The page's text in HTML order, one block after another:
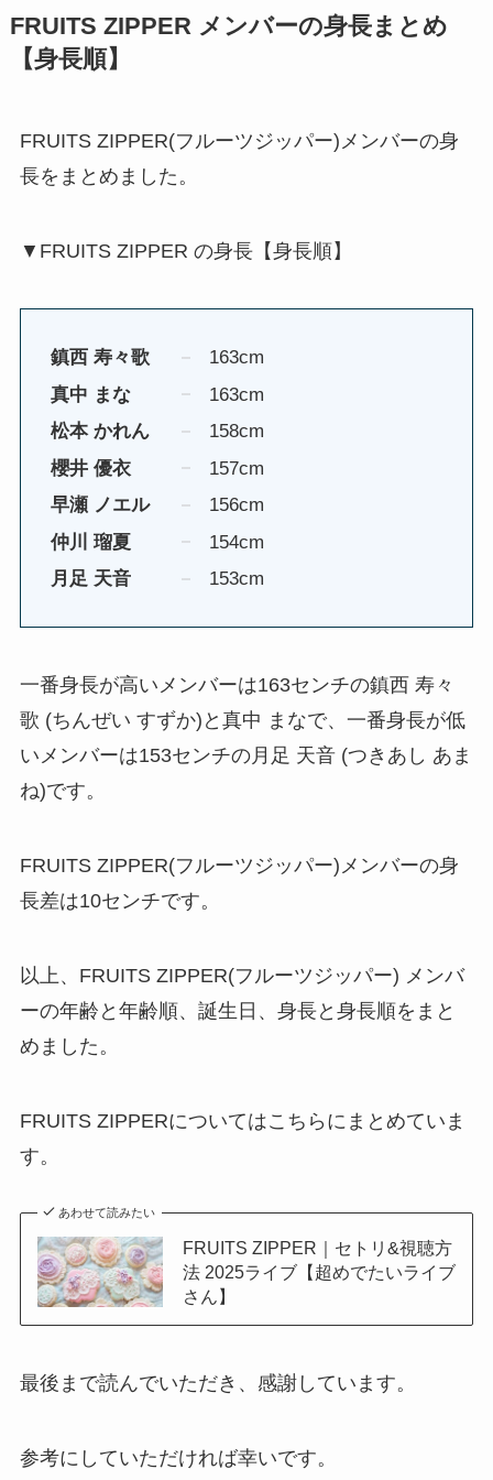
FRUITS ZIPPER メンバーの身長まとめ
【身長順】
FRUITS ZIPPER(フルーツジッパー)メンバーの身
長をまとめました。
▼FRUITS ZIPPER の身長【身長順】
鎮西 寿々歌
163cm
真中 まな
163cm
松本 かれん
158cm
櫻井 優衣
157cm
早瀬 ノエル
156cm
仲川 瑠夏
154cm
月足 天音
153cm
一番身長が高いメンバーは163センチの鎮西 寿々
歌 (ちんぜい すずか)と真中 まなで、一番身長が低
いメンバーは153センチの月足 天音 (つきあし あま
ね)です。
FRUITS ZIPPER(フルーツジッパー)メンバーの身
長差は10センチです。
以上、FRUITS ZIPPER(フルーツジッパー) メンバ
ーの年齢と年齢順、誕生日、身長と身長順をまと
めました。
FRUITS ZIPPERについてはこちらにまとめていま
す。
あわせて読みたい
FRUITS ZIPPER｜セトリ&視聴方
法 2025ライブ【超めでたいライブ
さん】
最後まで読んでいただき、感謝しています。
参考にしていただければ幸いです。